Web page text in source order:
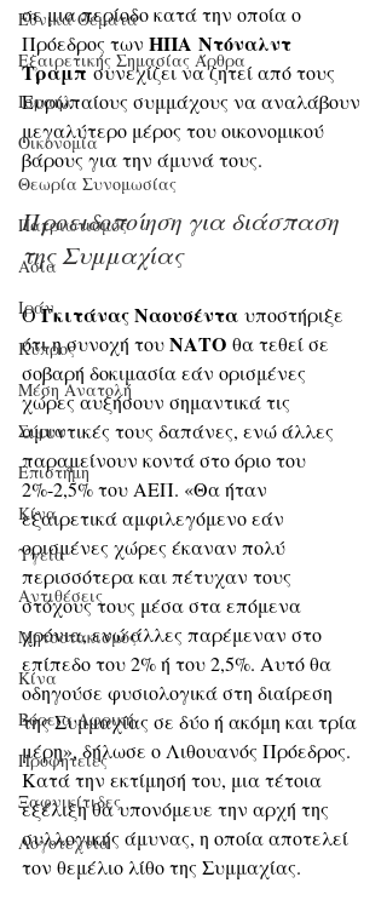
Εθνικά Θέματα
Εξαιρετικής Σημασίας Άρθρα
Ισραήλ
Οικονομία
Θεωρία Συνομωσίας
Πατριωτισμός
Ασία
Ιράν
Κύπρος
Μέση Ανατολή
Σύρια
Επιστήμη
Kίνα
Υγεία
Aντιθέσεις
Μητσοτακισμός
Κίνα
Βόρεια Αφρική
Προφητείες
Ξαφνικίτιδες
Λογοτεχνία
σε μια περίοδο κατά την οποία ο
Πρόεδρος των ΗΠΑ Ντόναλντ
Τραμπ συνεχίζει να ζητεί από τους
Ευρωπαίους συμμάχους να αναλάβουν
μεγαλύτερο μέρος του οικονομικού
βάρους για την άμυνά τους.
Προειδοποίηση για διάσπαση
της Συμμαχίας
Ο Γκιτάνας Ναουσέντα υποστήριξε
ότι η συνοχή του ΝΑΤΟ θα τεθεί σε
σοβαρή δοκιμασία εάν ορισμένες
χώρες αυξήσουν σημαντικά τις
αμυντικές τους δαπάνες, ενώ άλλες
παραμείνουν κοντά στο όριο του
2%-2,5% του ΑΕΠ. «Θα ήταν
εξαιρετικά αμφιλεγόμενο εάν
ορισμένες χώρες έκαναν πολύ
περισσότερα και πέτυχαν τους
στόχους τους μέσα στα επόμενα
χρόνια, ενώ άλλες παρέμεναν στο
επίπεδο του 2% ή του 2,5%. Αυτό θα
οδηγούσε φυσιολογικά στη διαίρεση
της Συμμαχίας σε δύο ή ακόμη και τρία
μέρη», δήλωσε ο Λιθουανός Πρόεδρος.
Κατά την εκτίμησή του, μια τέτοια
εξέλιξη θα υπονόμευε την αρχή της
συλλογικής άμυνας, η οποία αποτελεί
τον θεμέλιο λίθο της Συμμαχίας.